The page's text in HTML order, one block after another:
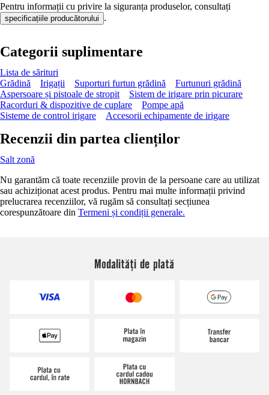
Pentru informații cu privire la siguranța produselor, consultați
specificațiile producătorului .
Categorii suplimentare
Lista de sărituri
Grădină
Irigații Suporturi furtun grădină
Furtunuri grădină
Aspersoare și pistoale de stropit
Sistem de irigare prin picurare
Racorduri & dispozitive de cuplare
Pompe apă
Sisteme de control irigare
Accesorii echipamente de irigare
Recenzii din partea clienților
Salt zonă
Nu garantăm că toate recenziile provin de la persoane care au utilizat
sau achiziționat acest produs. Pentru mai multe informații privind
prelucrarea recenziilor, vă rugăm să consultați secțiunea
corespunzătoare din Termeni și condiții generale.
Modalități de plată